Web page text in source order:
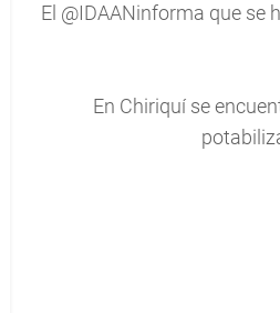
El @IDAANinforma que se
En Chiriquí se